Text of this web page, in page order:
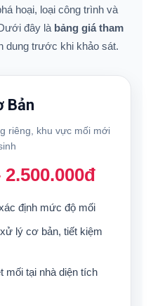
hoại, loại công trình và
đây là bảng giá tham
dung trước khi khảo sát.
Bản
riêng, khu vực mối mới
2.500.000đ
định mức độ mối
lý cơ bản, tiết kiệm
mối tại nhà diện tích